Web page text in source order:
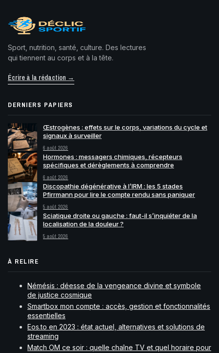
Sport, nutrition, santé, culture. Des lectures
qui tiennent au corps et à la tête.
Écrire à la rédaction →
DERNIERS PAPIERS
Œstrogènes : effets sur le corps, variations du cycle et
signaux à surveiller
6 août 2026
Hormones : messagers chimiques, récepteurs
spécifiques et dérèglements à comprendre
6 août 2026
Discopathie dégénérative à l’IRM : les 5 stades
Pfirrmann pour lire le compte rendu sans paniquer
5 août 2026
Sciatique droite ou gauche : faut-il s’inquiéter de la
localisation de la douleur ?
5 août 2026
À RELIRE
Némésis : déesse de la vengeance divine et symbole
de justice cosmique
Smartbox mon compte : accès, gestion et fonctionnalités
essentielles
Eos.to en 2023 : état actuel, alternatives et solutions de
streaming
Match OM ce soir : quelle chaîne TV et quel horaire pour